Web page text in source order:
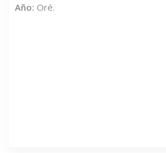
Año: Oré.